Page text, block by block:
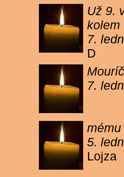
Už 9.
kolem
7.
D
7.
5.
Lojza